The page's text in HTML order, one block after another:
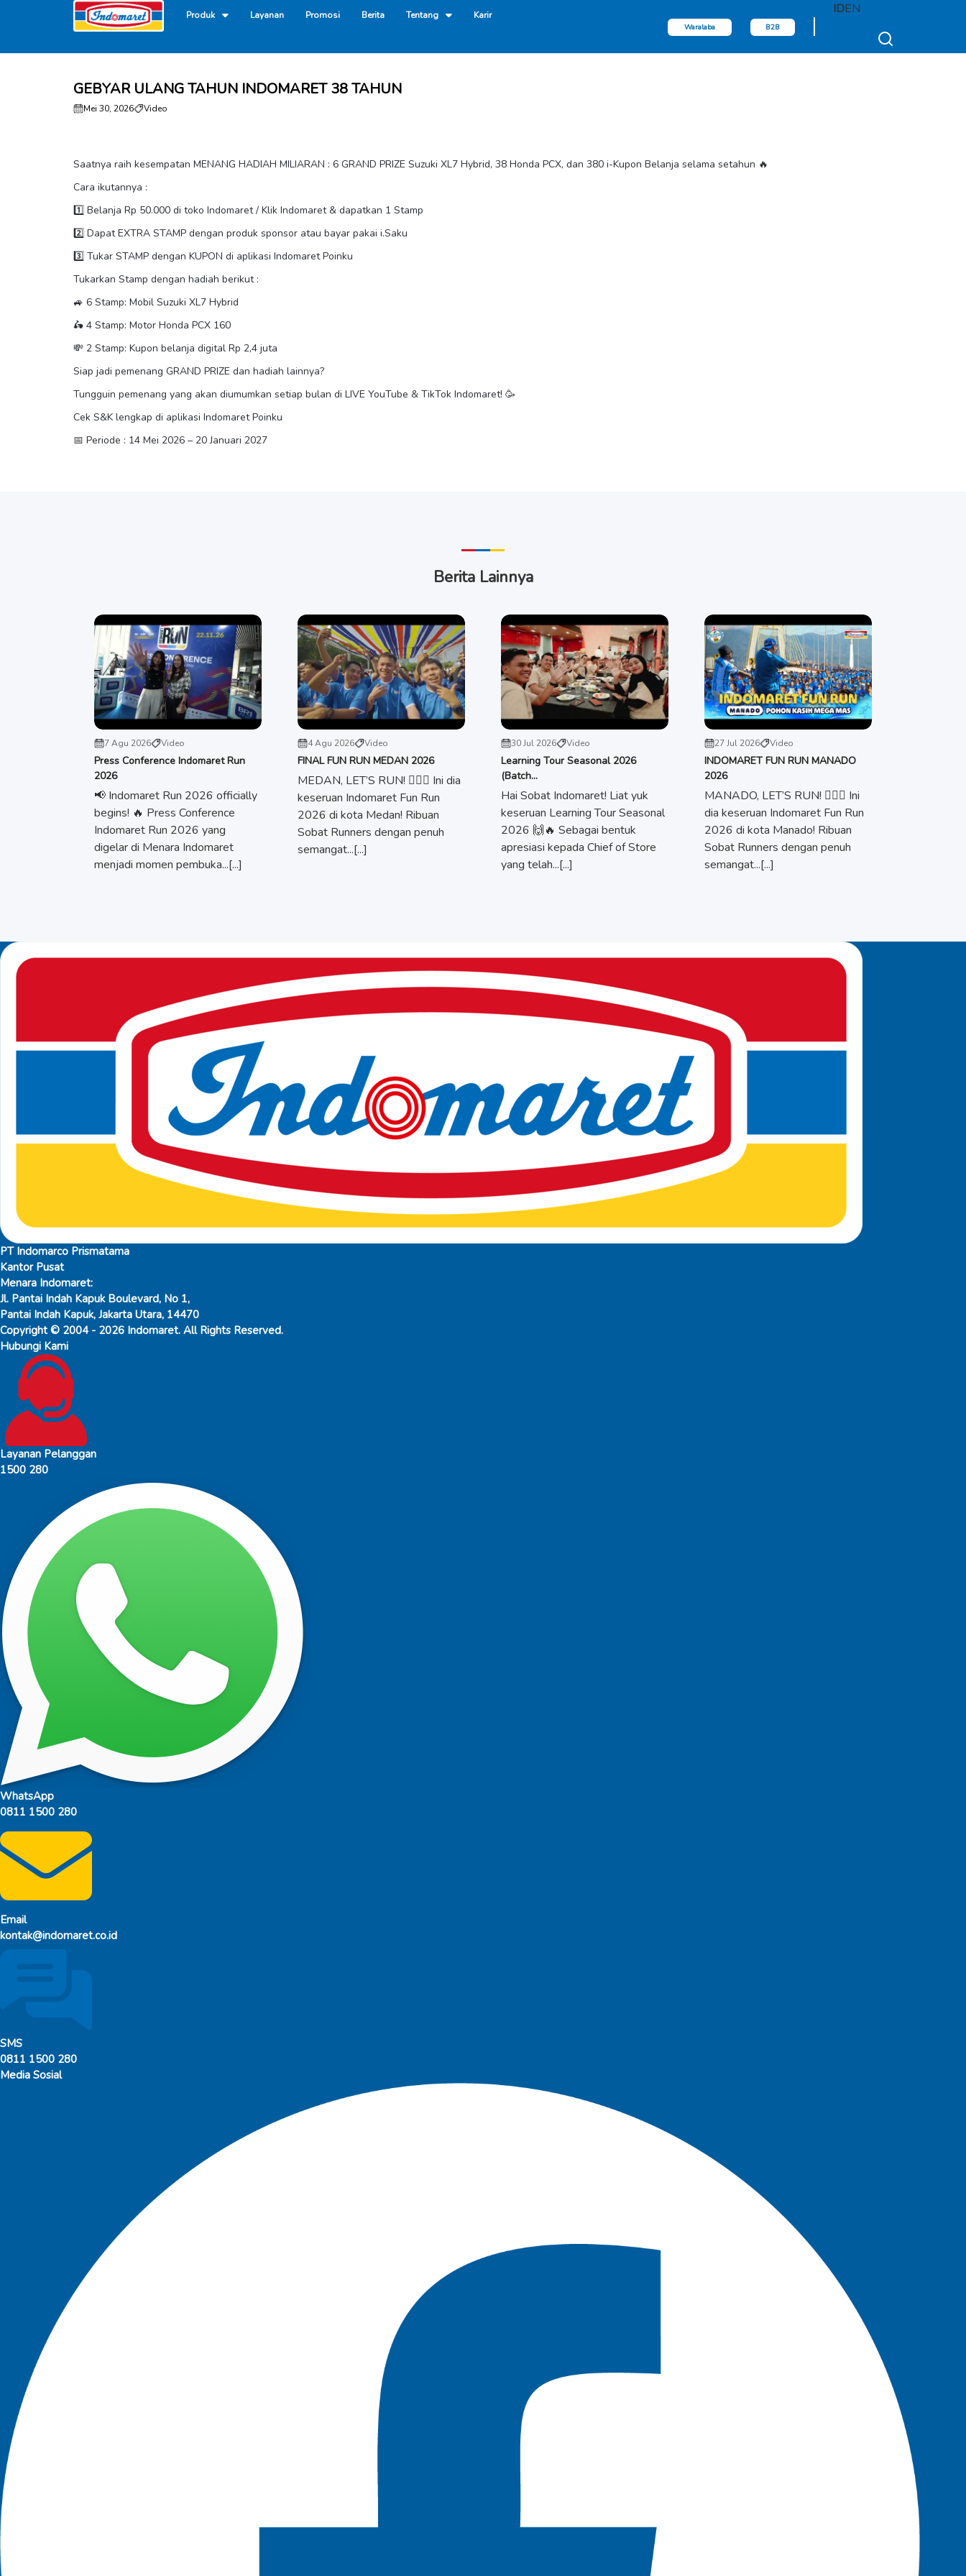
Produk Layanan Promosi Berita Tentang Karir
Waralaba B2B
EN
ID
GEBYAR ULANG TAHUN INDOMARET 38 TAHUN
Mei 30, 2026 Video
Saatnya raih kesempatan MENANG HADIAH MILIARAN : 6 GRAND PRIZE Suzuki XL7 Hybrid, 38 Honda PCX, dan 380 i-Kupon Belanja selama setahun 🔥
Cara ikutannya :
1️⃣ Belanja Rp 50.000 di toko Indomaret / Klik Indomaret & dapatkan 1 Stamp
2️⃣ Dapat EXTRA STAMP dengan produk sponsor atau bayar pakai i.Saku
3️⃣ Tukar STAMP dengan KUPON di aplikasi Indomaret Poinku
Tukarkan Stamp dengan hadiah berikut :
🚙 6 Stamp: Mobil Suzuki XL7 Hybrid
🛵 4 Stamp: Motor Honda PCX 160
💸 2 Stamp: Kupon belanja digital Rp 2,4 juta
Siap jadi pemenang GRAND PRIZE dan hadiah lainnya?
Tungguin pemenang yang akan diumumkan setiap bulan di LIVE YouTube & TikTok Indomaret! 🥳
Cek S&K lengkap di aplikasi Indomaret Poinku
📅 Periode : 14 Mei 2026 – 20 Januari 2027
Berita Lainnya
7 Agu 2026 Video
Press Conference Indomaret Run
2026
📢 Indomaret Run 2026 officially
begins! 🔥 Press Conference
Indomaret Run 2026 yang
digelar di Menara Indomaret
menjadi momen pembuka...[...]
4 Agu 2026 Video
FINAL FUN RUN MEDAN 2026
MEDAN, LET’S RUN! 🏃🏻‍♀️ Ini dia
keseruan Indomaret Fun Run
2026 di kota Medan! Ribuan
Sobat Runners dengan penuh
semangat...[...]
30 Jul 2026 Video
Learning Tour Seasonal 2026
(Batch...
Hai Sobat Indomaret! Liat yuk
keseruan Learning Tour Seasonal
2026 🙌🔥 Sebagai bentuk
apresiasi kepada Chief of Store
yang telah...[...]
27 Jul 2026 Video
INDOMARET FUN RUN MANADO
2026
MANADO, LET’S RUN! 🏃🏻‍♀️ Ini
dia keseruan Indomaret Fun Run
2026 di kota Manado! Ribuan
Sobat Runners dengan penuh
semangat...[...]
PT Indomarco Prismatama
Kantor Pusat
Menara Indomaret:
Jl. Pantai Indah Kapuk Boulevard, No 1,
Pantai Indah Kapuk, Jakarta Utara, 14470
Copyright © 2004 - 2026 Indomaret. All Rights Reserved.
Hubungi Kami
Layanan Pelanggan
1500 280
WhatsApp
0811 1500 280
Email
kontak@indomaret.co.id
SMS
0811 1500 280
Media Sosial